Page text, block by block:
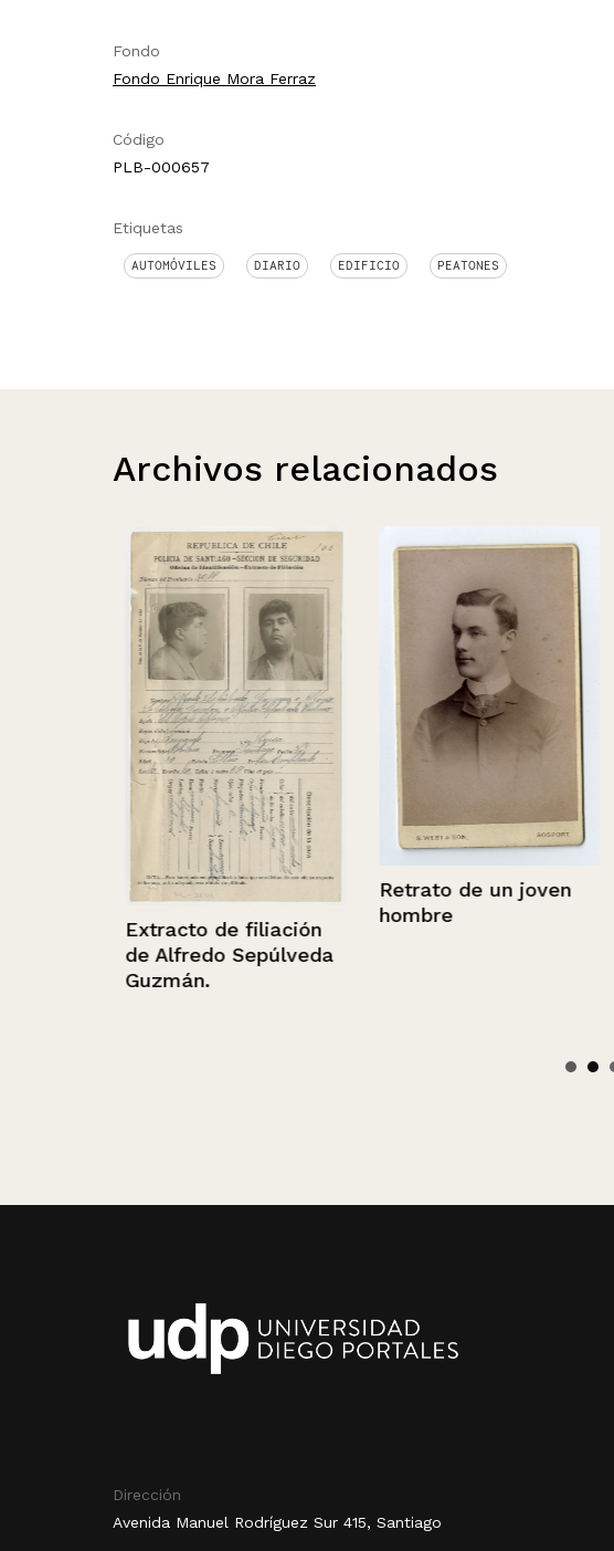
Fondo
Fondo Enrique Mora Ferraz
Código
PLB-000657
Etiquetas
AUTOMÓVILES DIARIO EDIFICIO PEATONES
Archivos relacionados
Extracto de filiación
de Alfredo Sepúlveda
Guzmán.
Retrato de un joven
hombre
Dirección
Avenida Manuel Rodríguez Sur 415, Santiago